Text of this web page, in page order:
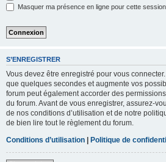
Masquer ma présence en ligne pour cette session
S’ENREGISTRER
Vous devez être enregistré pour vous
que quelques secondes et augmente vos
forum peut également accorder des
du forum. Avant de vous enregistrer, assurez-
de nos conditions d’utilisation et de notre
de bien lire tout le règlement du forum.
Conditions d’utilisation | Politique de